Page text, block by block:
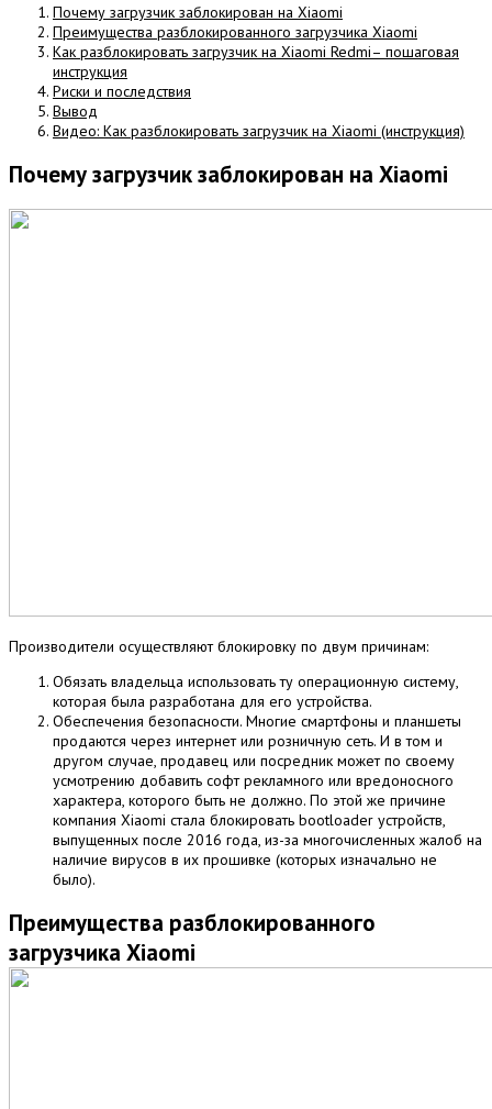
Почему загрузчик заблокирован на Xiaomi
Преимущества разблокированного загрузчика Xiaomi
Как разблокировать загрузчик на Xiaomi Redmi– пошаговая
инструкция
Риски и последствия
Вывод
Видео: Как разблокировать загрузчик на Xiaomi (инструкция)
Почему загрузчик заблокирован на Xiaomi
Производители осуществляют блокировку по двум причинам:
Обязать владельца использовать ту операционную систему,
которая была разработана для его устройства.
Обеспечения безопасности. Многие смартфоны и планшеты
продаются через интернет или розничную сеть. И в том и
другом случае, продавец или посредник может по своему
усмотрению добавить софт рекламного или вредоносного
характера, которого быть не должно. По этой же причине
компания Xiaomi стала блокировать bootloader устройств,
выпущенных после 2016 года, из-за многочисленных жалоб на
наличие вирусов в их прошивке (которых изначально не
было).
Преимущества разблокированного
загрузчика Xiaomi